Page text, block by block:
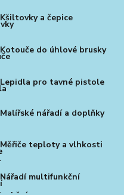
Kšiltovky a čepice
Kotouče do úhlové brusky
Lepidla pro tavné pistole
Malířské nářadí a doplňky
Měřiče teploty a vlhkosti
Nářadí multifunkční